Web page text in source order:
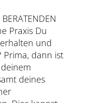
Praxis Du
und
Prima, dann ist
deines